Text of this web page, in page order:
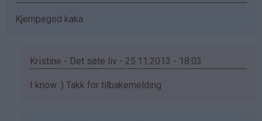
Kjempegod kaka
Kristine - Det søte liv - 25.11.2013 - 18:03
Som
I know :) Takk for tilbakemelding